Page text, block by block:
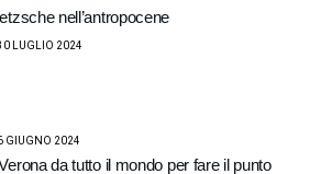
nell’antropocene
LUGLIO 2024
GIUGNO 2024
da tutto il mondo per fare il punto